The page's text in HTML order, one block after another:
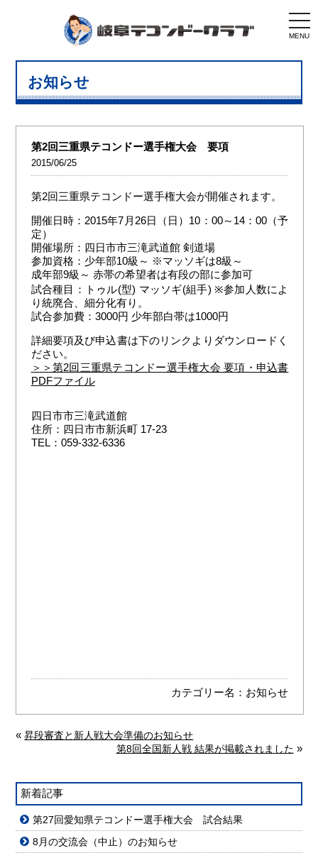
MENU
お知らせ
第2回三重県テコンドー選手権大会 要項
2015/06/25
第2回三重県テコンドー選手権大会が開催されます。
開催日時：2015年7月26日（日）10：00～14：00（予
定）
開催場所：四日市市三滝武道館 剣道場
参加資格：少年部10級～ ※マッソギは8級～
成年部9級～ 赤帯の希望者は有段の部に参加可
試合種目：トゥル(型) マッソギ(組手) ※参加人数によ
り統廃合、細分化有り。
試合参加費：3000円 少年部白帯は1000円
詳細要項及び申込書は下のリンクよりダウンロードく
ださい。
＞＞第2回三重県テコンドー選手権大会 要項・申込書
PDFファイル
四日市市三滝武道館
住所：四日市市新浜町 17-23
TEL：059-332-6336
カテゴリー名： お知らせ
«昇段審査と新人戦大会準備のお知らせ
第8回全国新人戦 結果が掲載されました »
新着記事
第27回愛知県テコンドー選手権大会 試合結果
8月の交流会（中止）のお知らせ